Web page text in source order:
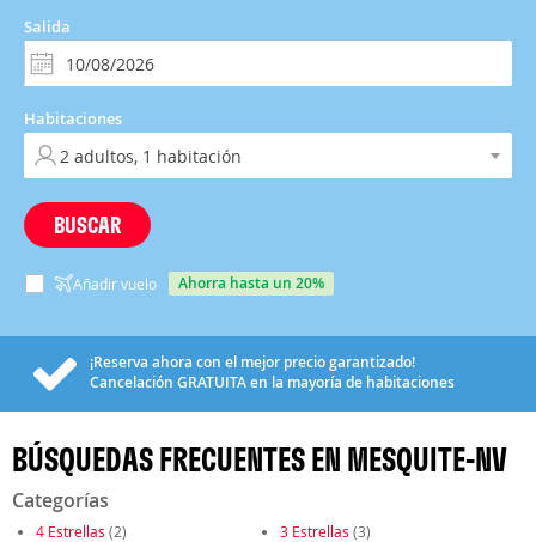
Salida
Habitaciones
BUSCAR
Añadir vuelo ahorra hasta un 20%
¡Reserva ahora con el mejor precio garantizado!
Cancelación GRATUITAen la mayoría de habitaciones
BÚSQUEDAS FRECUENTES EN MESQUITE-NV
Categorías
4 Estrellas (2) 3 Estrellas (3)